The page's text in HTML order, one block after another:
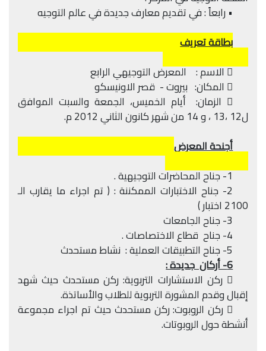
• رابعاً : في تقديم معارف جديدة في عالم التوجيه
بطاقة تعريف
 الاسم : المعرض التوجيهي الرابع
 المكان: بيروت - قصر الاونيسكو
 الزمان: أيام الخميس، الجمعة والسبت الموافق
ل12 ،13 ، و 14 من شهر كانون الثاني 2012 م.
أجنحة المعرض
1- جناح المحاضرات التوجيهية .
2- جناح الاختبارات الممكننة : ( تم اجراء ما يقارب الـ
2100 اختبار )
3- جناح الجامعات
4- جناح قطاع الاختصاصات .
5- جناح التطبيقات العملية : نشاط مستحدث
6- أركان جديدة :
 ركن الاستشارات التربوية: ركن مستحدث حيث شهد
إقبال وقدم المشورة التربوية للطلاب والأساتذة.
 ركن الروبوت: ركن مستحدث حيث تم اجراء مجموعة
أنشطة حول الروبوتات.